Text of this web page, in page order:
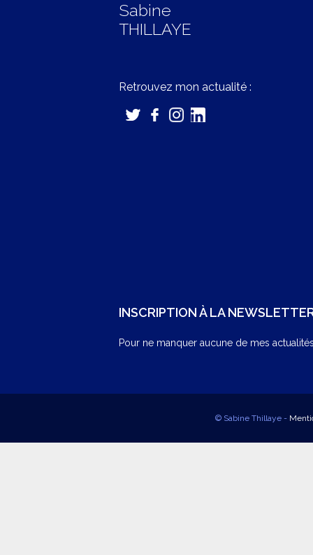
Sabine
THILLAYE
Retrouvez mon actualité :
INSCRIPTION À LA
Pour ne manquer aucune de mes
© Sabine Thillaye -